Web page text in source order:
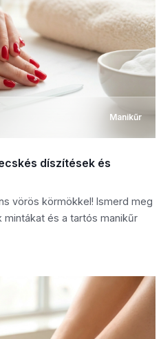
Manikűr
díszítések és
vörös körmökkel! Ismerd meg
és a tartós manikűr